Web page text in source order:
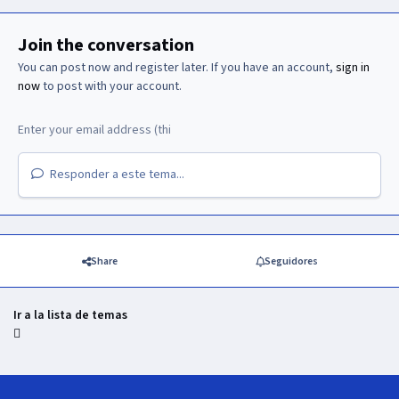
Join the conversation
You can post now and register later. If you have an account, sign in
nowto post with your account.
Responder a este tema...
Share Seguidores
Ir a la lista de temas